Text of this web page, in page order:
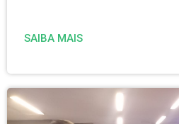
SAIBA MAIS